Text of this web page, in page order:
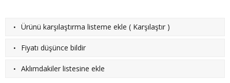
· Ürünü karşılaştırma listeme ekle ( Karşılaştır )
· Fiyatı düşünce bildir
· Aklımdakiler listesine ekle